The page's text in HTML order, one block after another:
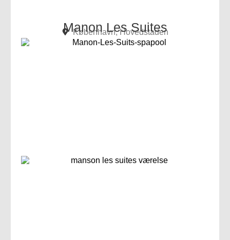
Manon Les Suites
København, Hovedstaden